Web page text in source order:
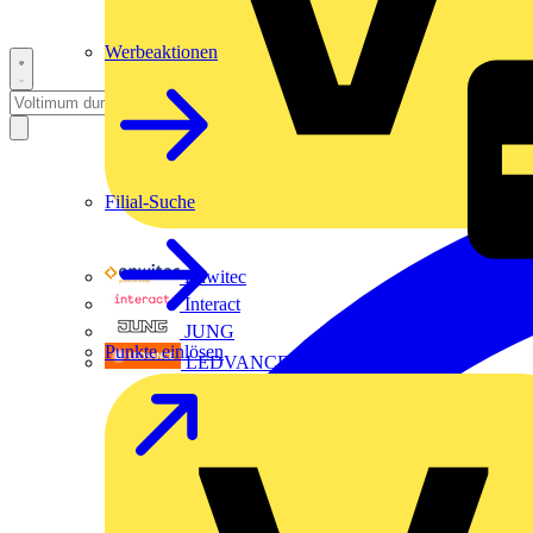
Enwitec
Interact
JUNG
LEDVANCE
Werbeaktionen
Filial-Suche
Punkte einlösen